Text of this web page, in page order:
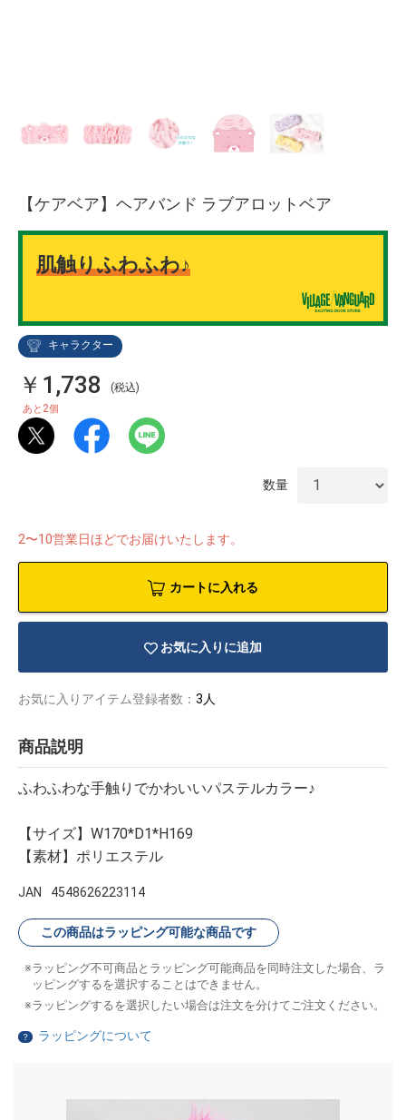
キャラクター
【ケアベア】ヘアバンド ラブアロットベア
肌触りふわふわ♪
￥1,738 (税込)
あと 2個
数量
2〜10営業日ほどでお届けいたします。
カートに入れる
お気に入りに追加
お気に入りアイテム登録者数： 3人
商品説明
ふわふわな手触りでかわいいパステルカラー♪
【サイズ】W170*D1*H169
【素材】ポリエステル
JAN 4548626223114
この商品はラッピング可能な商品です
ラッピング不可商品とラッピング可能商品を同時注文した場合、ラ
ッピングするを選択することはできません。
ラッピングするを選択したい場合は注文を分けてご注文ください。
？ ラッピングについて
ーター